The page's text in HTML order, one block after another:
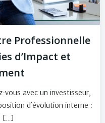
Professionnelle
d’Impact et
avec un investisseur,
d’évolution interne :
[…]